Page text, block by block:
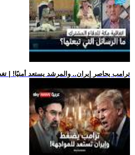
.. ترامب يحاصر إيران.. والمرشد يستعد أمنيًا!